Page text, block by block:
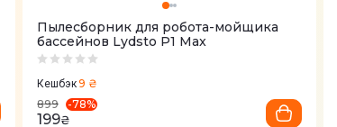
Пылесборник для робота-мойщика
бассейнов Lydsto P1 Max
Кешбэк9 ₴
899
-78%
199₴